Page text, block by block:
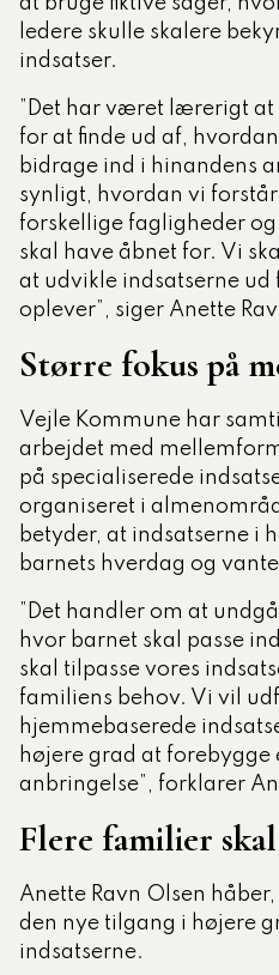
ledere skulle skalere
indsatser.
”Det har været lærerigt at
for at finde ud af,
bidrage ind i hinandens
synligt, hvordan vi
forskellige fagligheder
skal have åbnet for. Vi
at udvikle indsatserne ud
oplever”, siger Anette
Større fokus på
Vejle Kommune har
arbejdet med
på specialiserede
organiseret i
betyder, at indsatserne i
barnets hverdag og
”Det handler om at
hvor barnet skal passe
skal tilpasse vores
familiens behov. Vi vil
hjemmebaserede
højere grad at forebygge
anbringelse”, forklarer
Flere familier
Anette Ravn Olsen
den nye tilgang i højere
indsatserne.